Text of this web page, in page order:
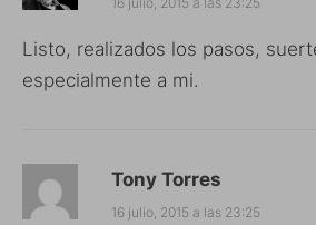
Listo, realizados los pasos,
especialmente a mi.
Tony Torres
16 julio, 2015 a las 23:25